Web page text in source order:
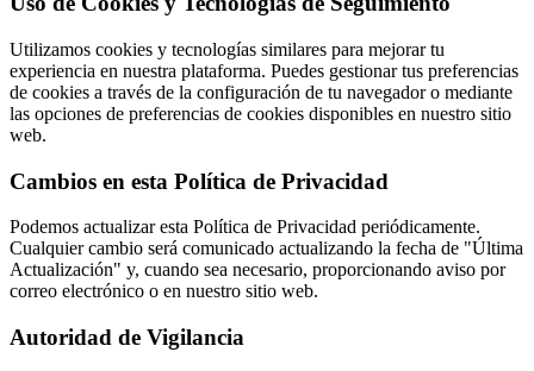
Utilizamos cookies y tecnologías similares para mejorar tu
experiencia en nuestra plataforma. Puedes gestionar tus preferencias
de cookies a través de la configuración de tu navegador o mediante
las opciones de preferencias de cookies disponibles en nuestro sitio
web.
Cambios en esta Política de Privacidad
Podemos actualizar esta Política de Privacidad periódicamente.
Cualquier cambio será comunicado actualizando la fecha de "Última
Actualización" y, cuando sea necesario, proporcionando aviso por
correo electrónico o en nuestro sitio web.
Autoridad de Vigilancia